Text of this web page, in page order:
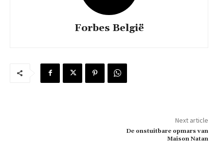
Forbes België
Next article
De onstuitbare opmars van
Maison Natan